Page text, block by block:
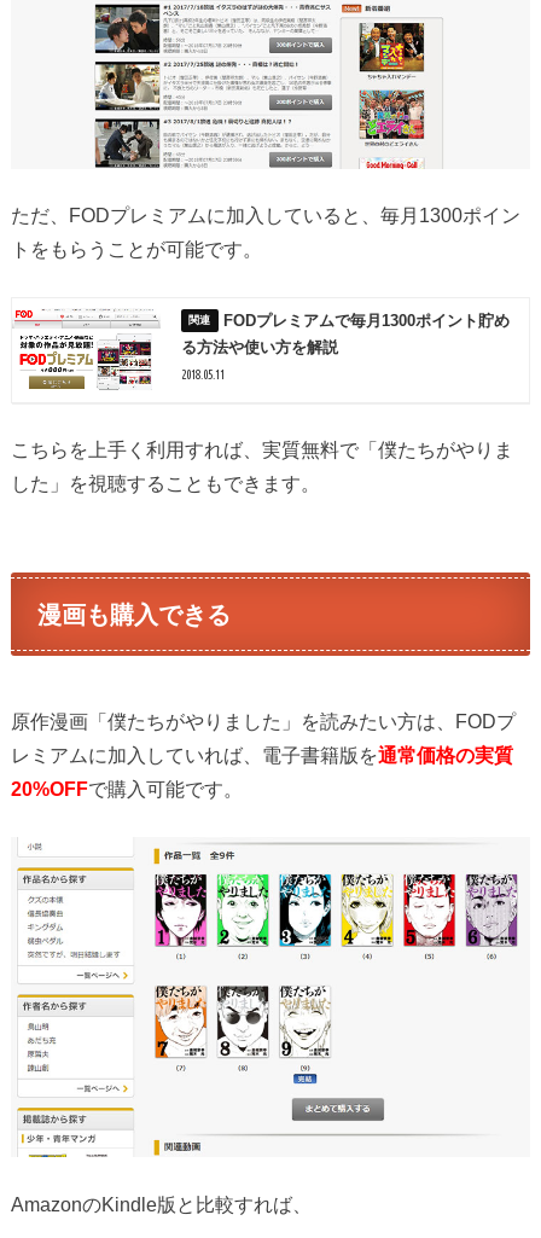
ただ、FODプレミアムに加入していると、毎月1300ポイン
トをもらうことが可能です。
FODプレミアムで毎月1300ポイント貯め
る方法や使い方を解説
2018.05.11
こちらを上手く利用すれば、実質無料で「僕たちがやりま
した」を視聴することもできます。
漫画も購入できる
原作漫画「僕たちがやりました」を読みたい方は、FODプ
レミアムに加入していれば、電子書籍版を通常価格の実質
20%OFFで購入可能です。
AmazonのKindle版と比較すれば、